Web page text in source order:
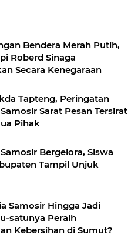
Bendera Merah Putih,
Roberd Sinaga
Secara Kenegaraan
Tapteng, Peringatan
Sarat Pesan Tersirat
Pihak
Bergelora, Siswa
Tampil Unjuk
Samosir Hingga Jadi
satunya Peraih
Kebersihan di Sumut?